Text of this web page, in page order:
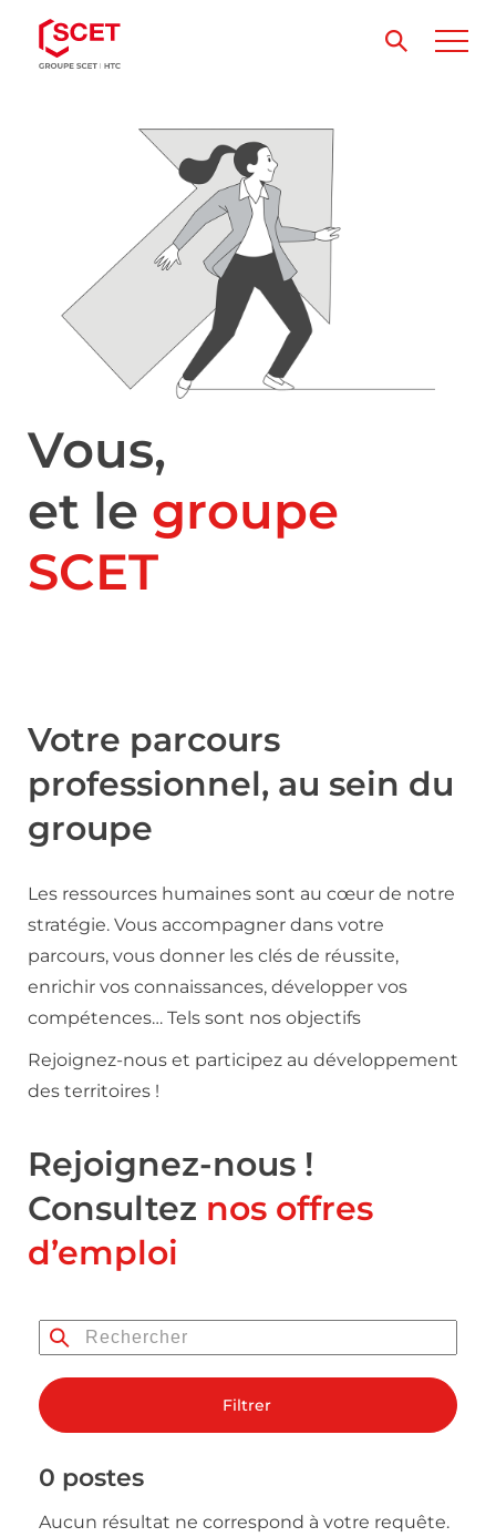
Vous,
et le groupe
SCET
Votre parcours
professionnel, au sein du
groupe
Les ressources humaines sont au cœur de notre
stratégie. Vous accompagner dans votre
parcours, vous donner les clés de réussite,
enrichir vos connaissances, développer vos
compétences… Tels sont nos objectifs
Rejoignez-nous et participez au développement
des territoires !
Rejoignez-nous !
Consultez nos offres
d’emploi
Filtrer
0 postes
Aucun résultat ne correspond à votre requête.